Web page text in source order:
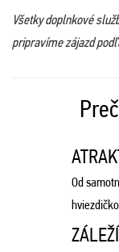
Všetky doplnkové
pripravíme zájazd
Od